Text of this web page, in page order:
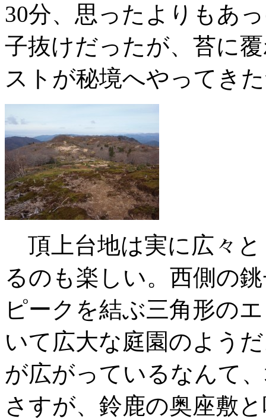
30分、思ったよりもあ
子抜けだったが、苔に
ストが秘境へやってき
頂上台地は実に広々
るのも楽しい。西側の
ピークを結ぶ三角形の
いて広大な庭園のよう
が広がっているなんて
さすが、鈴鹿の奥座敷